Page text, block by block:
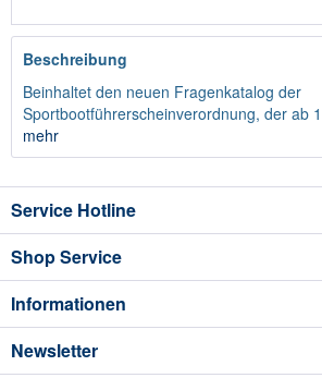
Beschreibung
Beinhaltet den neuen Fragenkatalog der
Sportbootführerscheinverordnung, der ab
mehr
Service Hotline
Shop Service
Informationen
Newsletter